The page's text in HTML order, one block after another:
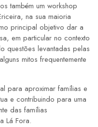
também um workshop
na sua maioria
principal objetivo dar a
em particular no contexto
questões levantadas pelas
mitos frequentemente
para aproximar famílias e
e contribuindo para uma
das famílias
Lá Fora.